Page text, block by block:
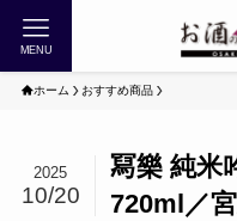
MENU
ホーム おすすめ商品
冩樂 純米
720ml／
2025
10/20